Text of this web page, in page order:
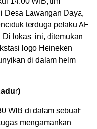
Desa Lawangan Daya,
terduga pelaku AF
Di lokasi ini, ditemukan
logo Heineken
di dalam helm
WIB di dalam sebuah
mengamankan